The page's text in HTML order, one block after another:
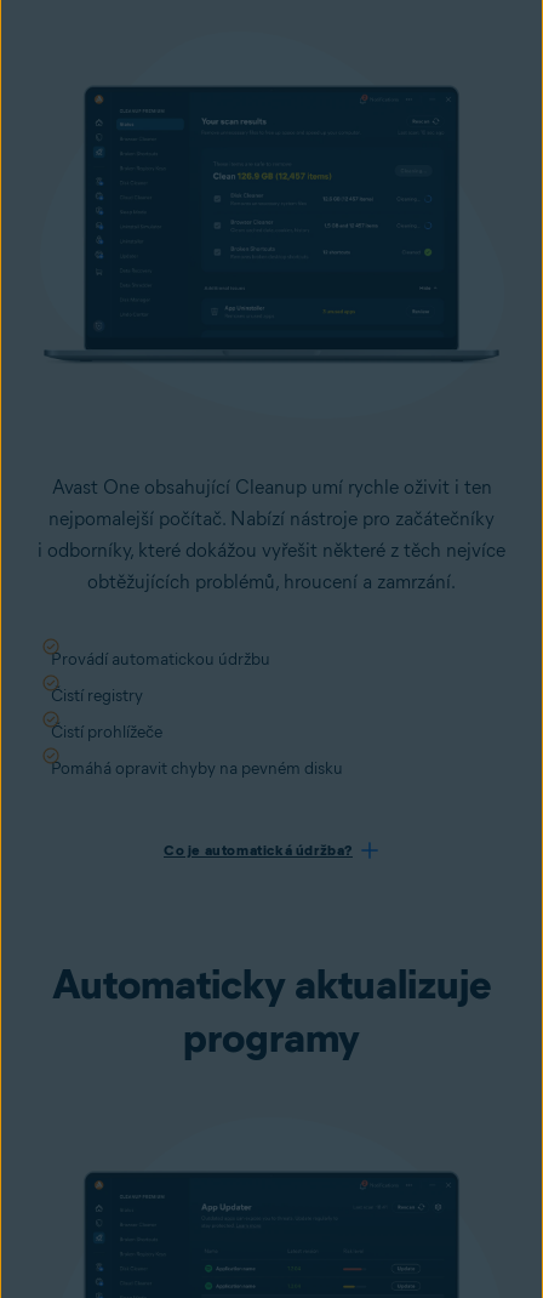
Avast One obsahující Cleanup umí rychle oživit i ten
nejpomalejší počítač. Nabízí nástroje pro začátečníky
i odborníky, které dokážou vyřešit některé z těch nejvíce
obtěžujících problémů, hroucení a zamrzání.
Provádí automatickou údržbu
Čistí registry
Čistí prohlížeče
Pomáhá opravit chyby na pevném disku
Co je automatická údržba?
Automaticky aktualizuje
programy